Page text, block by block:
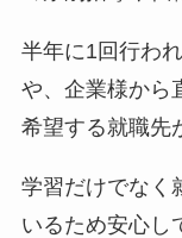
半年に1回行わ
や、企業様から
希望する就職先
学習だけでなく
いるため安心し